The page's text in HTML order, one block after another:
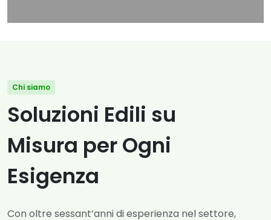
Chi siamo
Soluzioni Edili su
Misura per Ogni
Esigenza
Con oltre sessant’anni di esperienza nel settore,